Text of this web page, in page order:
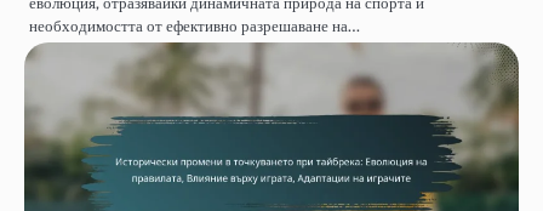
необходимостта от ефективно разрешаване на…